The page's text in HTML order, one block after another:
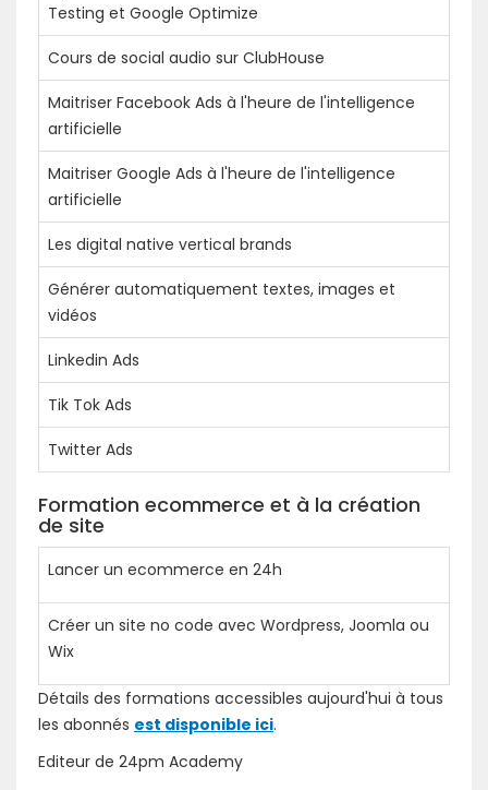
Testing et Google Optimize
Cours de social audio sur ClubHouse
Maitriser Facebook Ads à l'heure de l'intelligence
artificielle
Maitriser Google Ads à l'heure de l'intelligence
artificielle
Les digital native vertical brands
Générer automatiquement textes, images et
vidéos
Linkedin Ads
Tik Tok Ads
Twitter Ads
Formation ecommerce et à la création
de site
Lancer un ecommerce en 24h
Créer un site no code avec Wordpress, Joomla ou
Wix
Détails des formations accessibles aujourd'hui à tous
les abonnés est disponible ici.
Editeur de 24pm Academy